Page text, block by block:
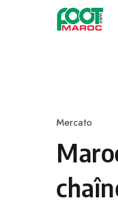
Skip to content
Category
Mercato